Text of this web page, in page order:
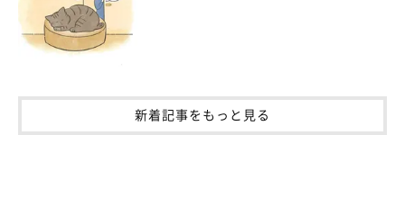
それが、今ではあの頃が嘘のように、元気にスクスク、プクプク
してきましたよ」
新着記事をもっと見る